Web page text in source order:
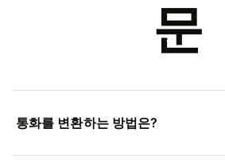
문
통화를 변환하는 방법은?